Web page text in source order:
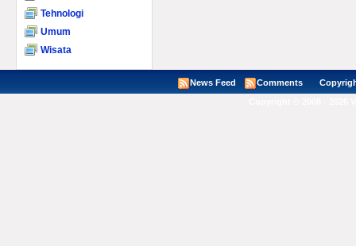
Tehnologi
Umum
Wisata
News Feed Comments Copyright